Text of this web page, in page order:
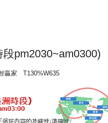
pm2030~am0300)
贏家 T130%W635